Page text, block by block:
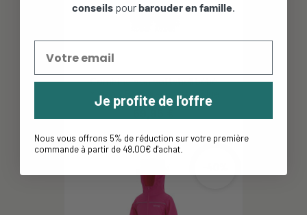
Combinaison softshell bébé
Mjosa - Reima - Aquatic Blue
conseils pourbarouder en famille.
Je profite de l'offre
Nous vous offrons 5% de réduction sur votre première
commande à partir de 49,00€ d'achat.